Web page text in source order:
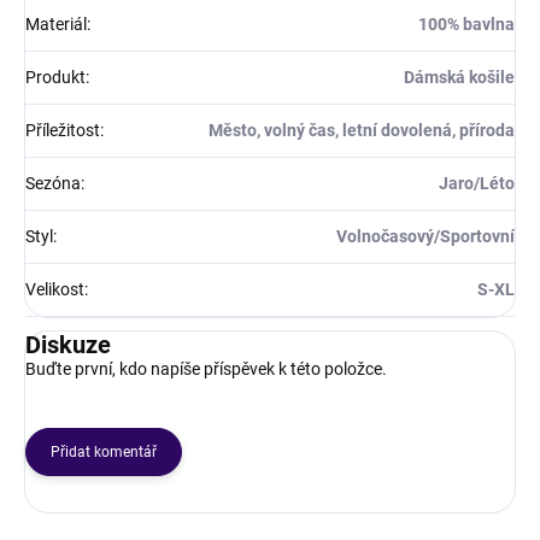
Materiál : 100% bavlna
Produkt: Dámská košile
Příležitost: Město, volný čas, letní dovolená, příroda
Sezóna: Jaro/Léto
Styl : Volnočasový/Sportovní
Velikost: S-XL
Diskuze
Buďte první, kdo napíše příspěvek k této položce.
Přidat komentář